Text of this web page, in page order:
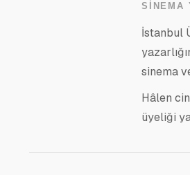
SINEMA
İstanbul
sinema
Hâlen
üyeliği